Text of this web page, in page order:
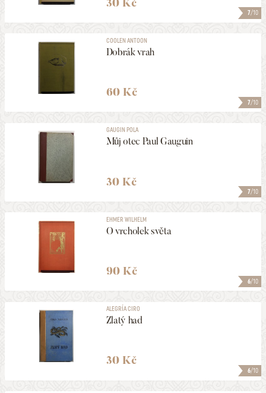
7/10
30 Kč
7/10
COOLEN ANTOON
Dobrák vrah
60 Kč
7/10
GAUGIN POLA
Můj otec Paul Gauguin
30 Kč
6/10
EHMER WILHELM
O vrcholek světa
90 Kč
6/10
ALEGRÍA CIRO
Zlatý had
30 Kč